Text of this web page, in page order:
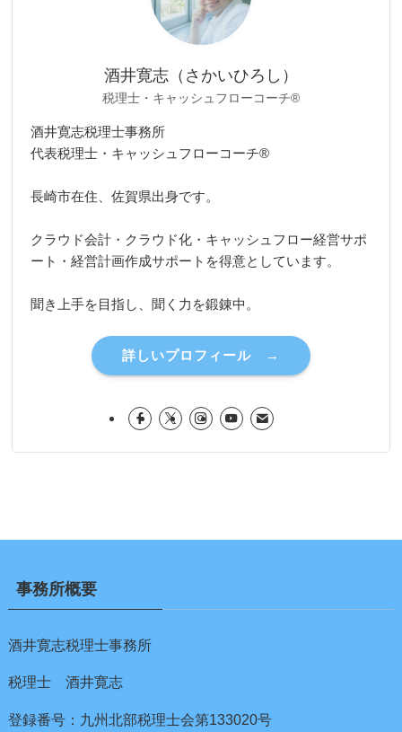
酒井寛志（さかいひろし）
税理士・キャッシュフローコーチ®
酒井寛志税理士事務所
代表税理士・キャッシュフローコーチ®
長崎市在住、佐賀県出身です。
クラウド会計・クラウド化・キャッシュフロー経営サポ
ート・経営計画作成サポートを得意としています。
聞き上手を目指し、聞く力を鍛錬中。
詳しいプロフィール →
事務所概要
酒井寛志税理士事務所
税理士 酒井寛志
登録番号：九州北部税理士会第133020号